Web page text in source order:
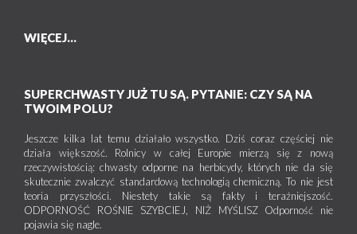
WIĘCEJ...
SUPERCHWASTY JUŻ TU SĄ. PYTANIE: CZY SĄ NA
TWOIM POLU?
Jeszcze kilka lat temu działało wszystko. Dziś coraz częściej nie
działa większość. Rolnicy w całej Europie mierzą się z nową
rzeczywistością: chwasty odporne na herbicydy, których nie da się
skutecznie zwalczyć standardową technologią chemiczną. To nie jest
teoria przyszłości. Niestety takie są fakty i teraźniejszość.
ODPORNOŚĆ ROŚNIE SZYBCIEJ, NIŻ MYŚLISZ Odporność nie
pojawia się nagle.